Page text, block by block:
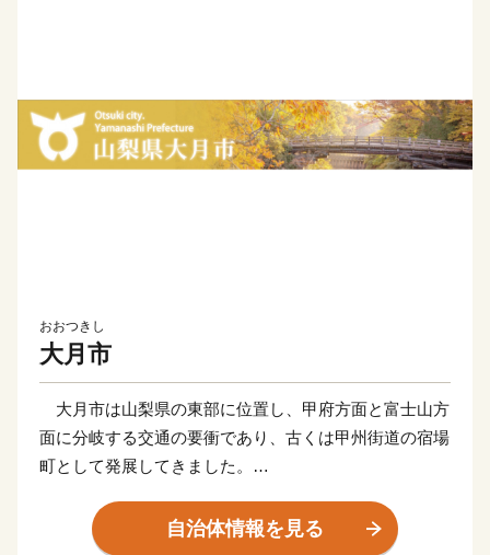
おおつきし
大月市
大月市は山梨県の東部に位置し、甲府方面と富士山方
面に分岐する交通の要衝であり、古くは甲州街道の宿場
町として発展してきました。
指の織物産業の中心地でした。数は少なくなったもの
自治体情報を見る